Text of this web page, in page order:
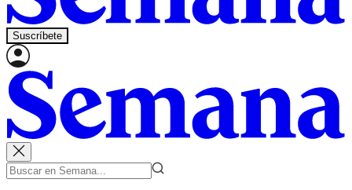
Suscríbete